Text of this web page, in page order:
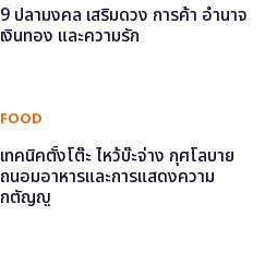
9 ปลามงคล เสริมดวง การค้า อำนาจ
เงินทอง และความรัก
FOOD
เทคนิคตั้งโต๊ะ ไหว้บ๊ะจ่าง กุศโลบาย
ถนอมอาหารและการแสดงความ
กตัญญู